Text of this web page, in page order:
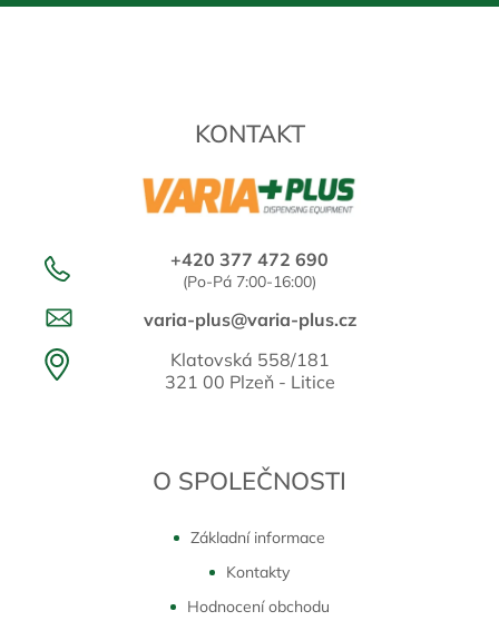
KONTAKT
+420 377 472 690
(Po-Pá 7:00-16:00)
varia-plus@varia-plus.cz
Klatovská 558/181
321 00 Plzeň - Litice
O SPOLEČNOSTI
Základní informace
Kontakty
Hodnocení obchodu